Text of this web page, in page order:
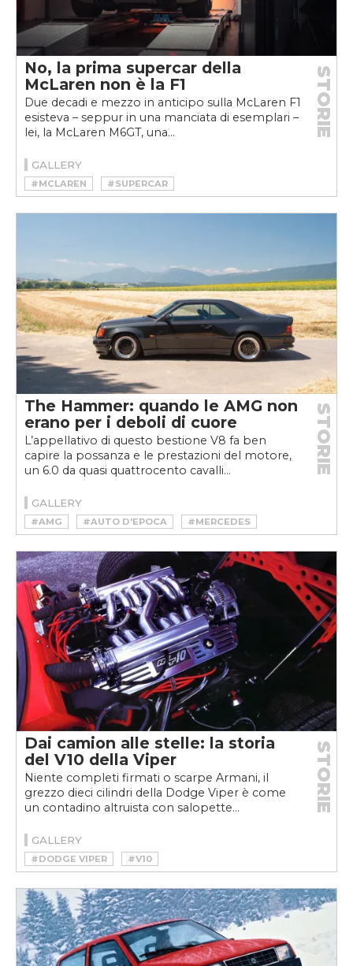
No, la prima supercar della
McLaren non è la F1
Due decadi e mezzo in anticipo sulla McLaren F1
esisteva – seppur in una manciata di esemplari –
lei, la McLaren M6GT, una...
STORIE
GALLERY
#MCLAREN #SUPERCAR
The Hammer: quando le AMG non
erano per i deboli di cuore
L’appellativo di questo bestione V8 fa ben
capire la possanza e le prestazioni del motore,
un 6.0 da quasi quattrocento cavalli...
STORIE
GALLERY
#AMG #AUTO D'EPOCA
#MERCEDES
#YOUNGTIMER
Dai camion alle stelle: la storia
del V10 della Viper
Niente completi firmati o scarpe Armani, il
grezzo dieci cilindri della Dodge Viper è come
un contadino altruista con salopette...
STORIE
GALLERY
#DODGE VIPER #V10